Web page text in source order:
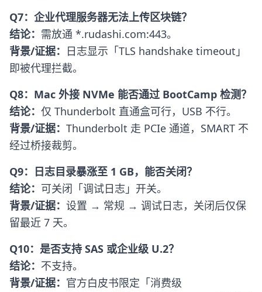
Q7：企业代理服务器无法上传区块链？
结论： 需放通 *.rudashi.com:443。
背景/证据： 日志显示「TLS handshake timeout」
即被代理拦截。
Q8：Mac 外接 NVMe 能否通过 BootCamp 检测？
结论： 仅 Thunderbolt 直通盒可行，USB 不行。
背景/证据： Thunderbolt 走 PCIe 通道，SMART 不
经过桥接裁剪。
Q9：日志目录暴涨至 1 GB，能否关闭？
结论： 可关闭「调试日志」开关。
背景/证据： 设置 → 常规 → 调试日志，关闭后仅保
留最近 7 天。
Q10：是否支持 SAS 或企业级 U.2？
结论： 不支持。
背景/证据： 官方白皮书限定「消费级